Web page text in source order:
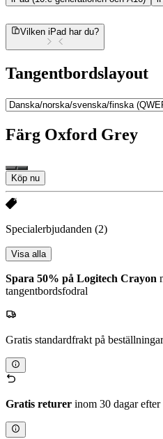
Vilken iPad har du?
Tangentbordslayout
Färg Oxford Grey
Köp nu
Specialerbjudanden (2)
Visa alla
Spara 50% på Logitech Crayon
tangentbordsfodral
Gratis standardfrakt på
Gratis returer inom 30 dagar efter